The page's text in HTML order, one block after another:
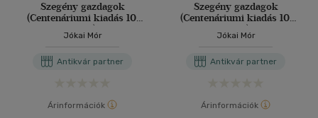
Szegény gazdagok
(Centenáriumi kiadás 10.
kötet)
Jókai Mór
Antikvár partner
Árinformációk
Szegény gazdagok
(Centenáriumi kiadás 10.
kötet)
Jókai Mór
Antikvár partner
Árinformációk